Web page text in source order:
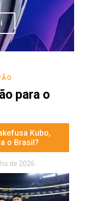
para o
Kubo,
o Brasil?
de 2026